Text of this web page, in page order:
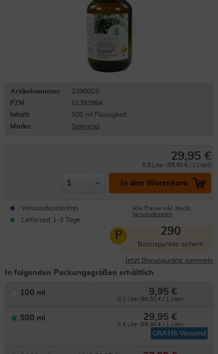
Artikelnummer:
2390003
PZN:
01393964
Inhalt:
500 ml Flüssigkeit
Marke:
Spinnrad
29,95 €
0.5 Liter (59,90 € / 1 Liter)
In den Warenkorb
Versandkostenfrei
Lieferzeit 1-3 Tage
Alle Preise inkl. MwSt.
Versandkosten
P 290
Bonuspunkte sichern
Jetzt Bonuspunkte sammeln
In folgenden Packungsgrößen erhältlich
100 ml 9,95 €
0.1 Liter (99,50 € / 1 Liter)
500 ml 29,95 €
0.5 Liter (59,90 € / 1 Liter)
GRATIS Versand